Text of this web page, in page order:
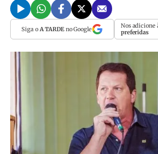
Siga o A TARDEno Google Nos adicione
preferidas